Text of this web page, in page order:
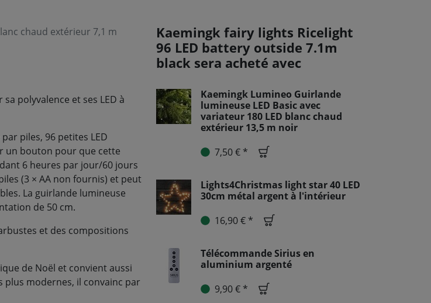
chaud extérieur 7,1 m
polyvalence et ses LED à
piles, 96 petites LED
un bouton pour que cette
6 heures par jour/60 jours
(3 × AA non fournis) et peut
La guirlande lumineuse
de 50 cm.
et des compositions
de Noël et convient aussi
modernes, il convainc par
Kaemingk fairy lights Ricelight
96 LED battery outside 7.1m
black sera acheté avec
Kaemingk Lumineo Guirlande
lumineuse LED Basic avec
variateur 180 LED blanc chaud
extérieur 13,5 m noir
7,50 € *
Lights4Christmas light star 40 LED
30cm métal argent à l'intérieur
16,90 € *
Télécommande Sirius en
aluminium argenté
9,90 € *